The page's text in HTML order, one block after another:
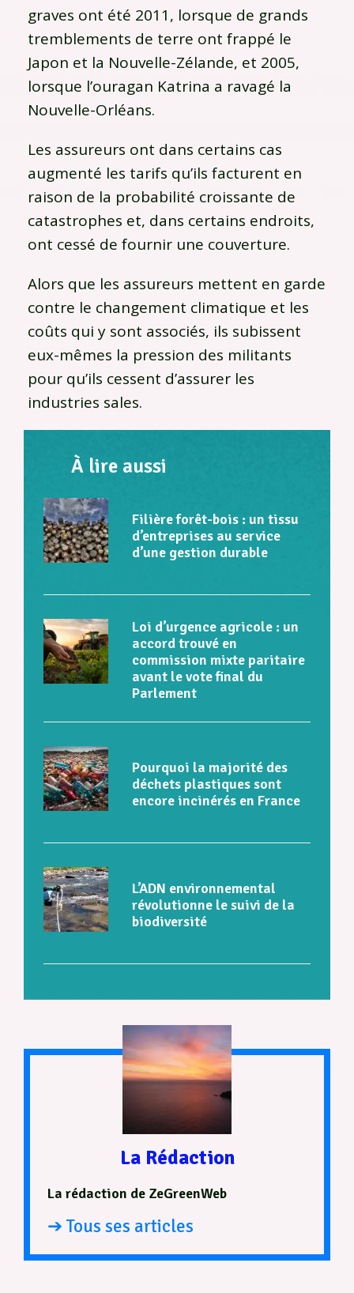
graves ont été 2011, lorsque de grands
tremblements de terre ont frappé le
Japon et la Nouvelle-Zélande, et 2005,
lorsque l’ouragan Katrina a ravagé la
Nouvelle-Orléans.
Les assureurs ont dans certains cas
augmenté les tarifs qu’ils facturent en
raison de la probabilité croissante de
catastrophes et, dans certains endroits,
ont cessé de fournir une couverture.
Alors que les assureurs mettent en garde
contre le changement climatique et les
coûts qui y sont associés, ils subissent
eux-mêmes la pression des militants
pour qu’ils cessent d’assurer les
industries sales.
À lire aussi
Filière forêt-bois : un tissu
d’entreprises au service
d’une gestion durable
Loi d’urgence agricole : un
accord trouvé en
commission mixte paritaire
avant le vote final du
Parlement
Pourquoi la majorité des
déchets plastiques sont
encore incinérés en France
L’ADN environnemental
révolutionne le suivi de la
biodiversité
La Rédaction
La rédaction de ZeGreenWeb
➔ Tous ses articles